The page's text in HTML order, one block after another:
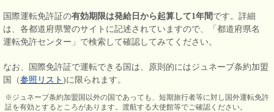
国際運転免許証の有効期限は発給日から起算して1年間 です。詳細
は、各都道府県警のサイトに記述されていますので、「都道府県名
運転免許センター」で検索して確認してみてください。
なお、国際免許証で運転できる国は、原則的にはジュネーブ条約加盟
国（参照リスト )に限られます。
※ジュネーブ条約加盟国以外の国であっても、短期旅行者等に対し国外運転免許
証を有効とするところがあります。渡航する大使館等でご確認ください。